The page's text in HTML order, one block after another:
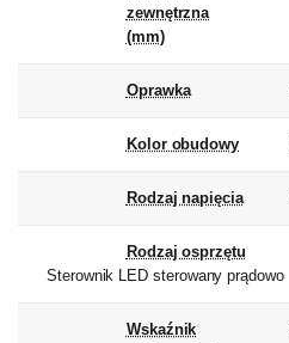
zewnętrzna
(mm)
Oprawka
Kolor obudowy
Rodzaj napięcia
Rodzaj osprzętu
Sterownik LED sterowany prądowo
Wskaźnik